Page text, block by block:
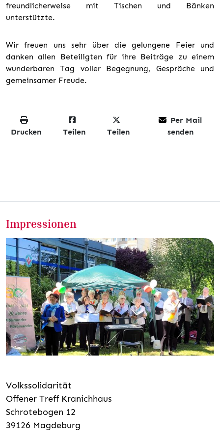
freundlicherweise mit Tischen und Bänken
unterstützte.
Wir freuen uns sehr über die gelungene Feier und
danken allen Beteiligten für ihre Beiträge zu einem
wunderbaren Tag voller Begegnung, Gespräche und
gemeinsamer Freude.
Drucken Teilen Teilen
Per Mail
senden
Impressionen
Volkssolidarität
Offener Treff Kranichhaus
Schrotebogen 12
39126 Magdeburg